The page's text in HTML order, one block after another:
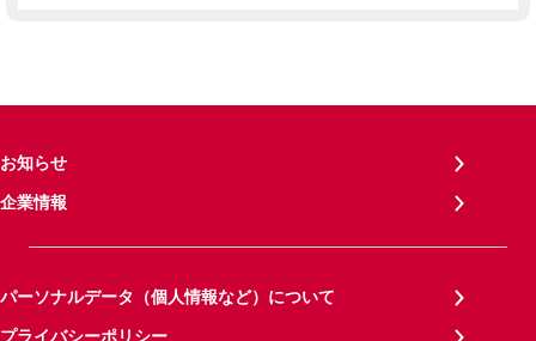
お知らせ
企業情報
パーソナルデータ（個人情報など）について
プライバシーポリシー